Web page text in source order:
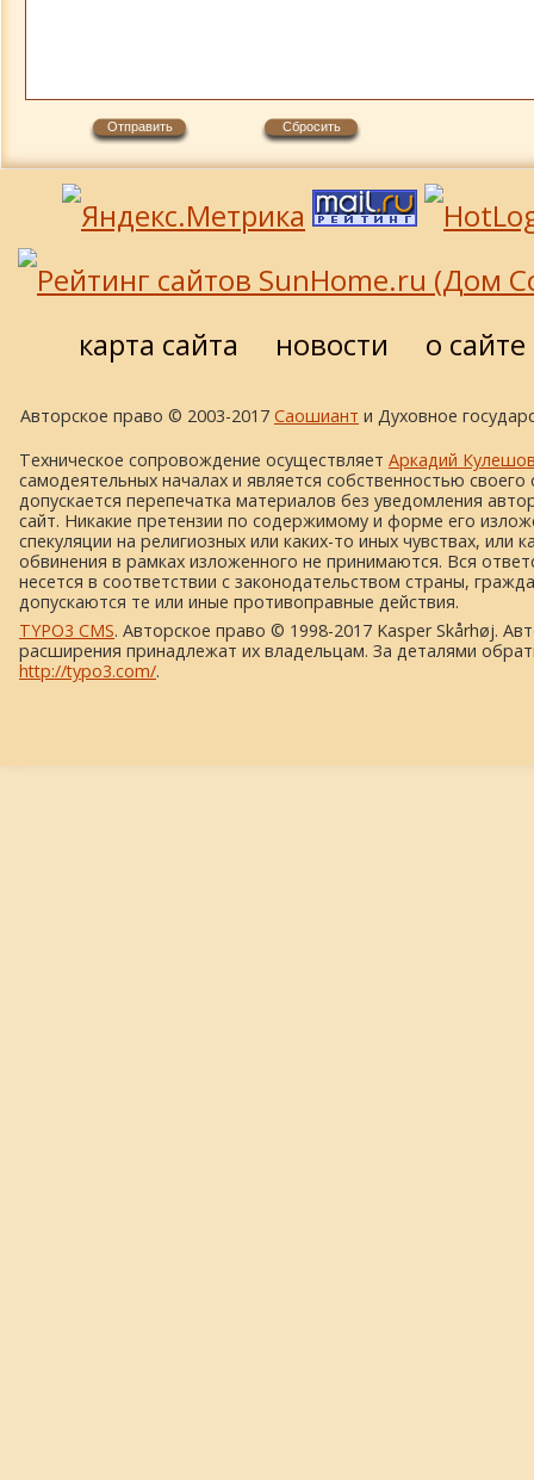
карта сайта новости о сайте
Авторское право © 2003-2017 Саошиант и Духовное
Техническое сопровождение осуществляет Аркадий
самодеятельных началах и является собственностью своего
допускается перепечатка материалов без уведомления
сайт. Никакие претензии по содержимому и форме его
спекуляции на религиозных или каких-то иных чувствах, или
обвинения в рамках изложенного не принимаются. Вся
несется в соответствии с законодательством страны,
допускаются те или иные противоправные действия.
TYPO3 CMS. Авторское право © 1998-2017 Kasper Skårhøj.
расширения принадлежат их владельцам. За деталями
http://typo3.com/.